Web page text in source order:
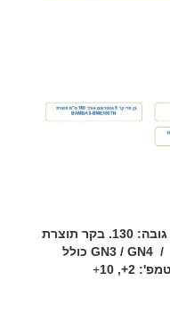
בקר תוצרת
כולל
2+, 10
+